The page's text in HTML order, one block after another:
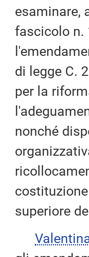
esaminare,
fascicolo n.
di legge C.
per la
nonché
superiore